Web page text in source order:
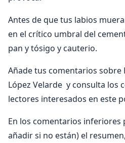
Antes de que tus labios
en el crítico umbral del
pan y tósigo y cauterio.
Añade tus comentarios sobre
López Velarde y consulta los
lectores interesados en este
En los comentarios inferiores
añadir si no están) el